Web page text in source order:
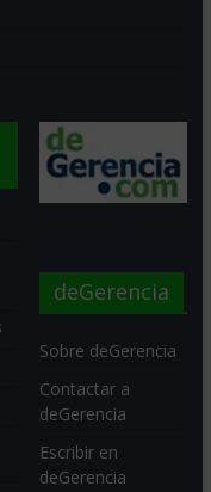
deGerencia
Sobre deGerencia
Contactar a
deGerencia
Escribir en
deGerencia